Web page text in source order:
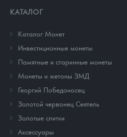
КАТАЛОГ
Каталог Монет
Инвестиционные монеты
Памятные и старинные монеты
Монеты и жетоны ЗМД
Георгий Победоносец
Золотой червонец Сеятель
Золотые слитки
Аксессуары